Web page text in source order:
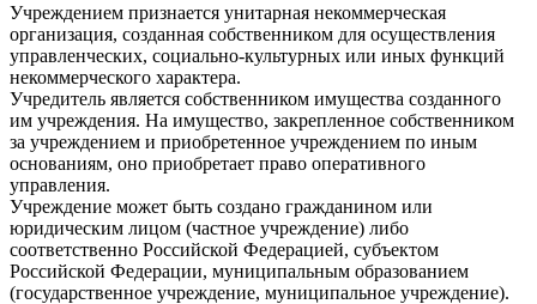
Учреждением признается унитарная некоммерческая
организация, созданная собственником для осуществления
управленческих, социально-культурных или иных функций
некоммерческого характера.
Учредитель является собственником имущества созданного
им учреждения. На имущество, закрепленное собственником
за учреждением и приобретенное учреждением по иным
основаниям, оно приобретает право оперативного
управления.
Учреждение может быть создано гражданином или
юридическим лицом (частное учреждение) либо
соответственно Российской Федерацией, субъектом
Российской Федерации, муниципальным образованием
(государственное учреждение, муниципальное учреждение).